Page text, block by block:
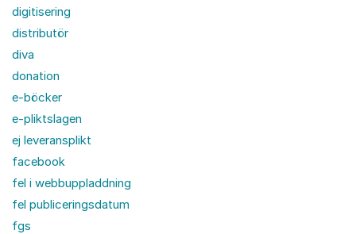
digitisering
distributör
diva
donation
e-böcker
e-pliktslagen
ej leveransplikt
facebook
fel i webbuppladdning
fel publiceringsdatum
fgs